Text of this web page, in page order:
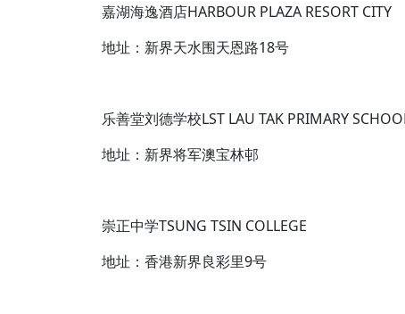
嘉湖海逸酒店HARBOUR PLAZA RESORT CITY
地址：新界天水围天恩路18号
乐善堂刘德学校LST LAU TAK PRIMARY
地址：新界将军澳宝林邨
崇正中学TSUNG TSIN COLLEGE
地址：香港新界良彩里9号